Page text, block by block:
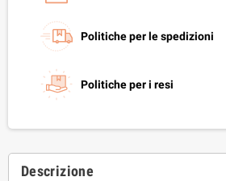
Politiche per le spedizioni
Politiche per i resi
Descrizione